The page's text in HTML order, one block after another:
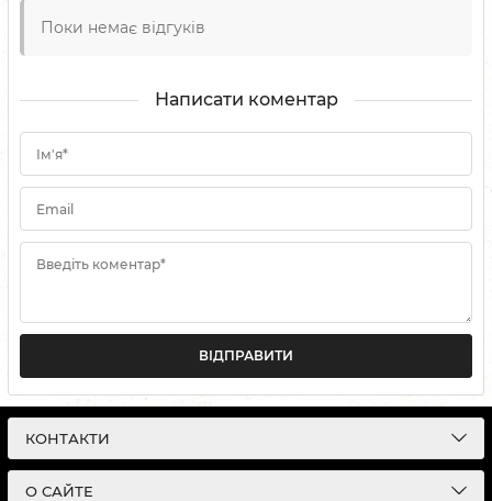
Поки немає відгуків
Написати коментар
Ім'я*
Email
Введіть коментар*
ВІДПРАВИТИ
КОНТАКТИ
О САЙТЕ